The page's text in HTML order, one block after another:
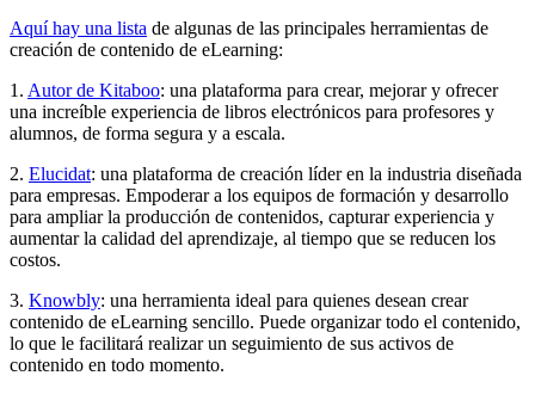
Aquí hay una lista de algunas de las principales herramientas de
creación de contenido de eLearning:
1. Autor de Kitaboo: una plataforma para crear, mejorar y ofrecer
una increíble experiencia de libros electrónicos para profesores y
alumnos, de forma segura y a escala.
2. Elucidat: una plataforma de creación líder en la industria diseñada
para empresas. Empoderar a los equipos de formación y desarrollo
para ampliar la producción de contenidos, capturar experiencia y
aumentar la calidad del aprendizaje, al tiempo que se reducen los
costos.
3. Knowbly: una herramienta ideal para quienes desean crear
contenido de eLearning sencillo. Puede organizar todo el contenido,
lo que le facilitará realizar un seguimiento de sus activos de
contenido en todo momento.